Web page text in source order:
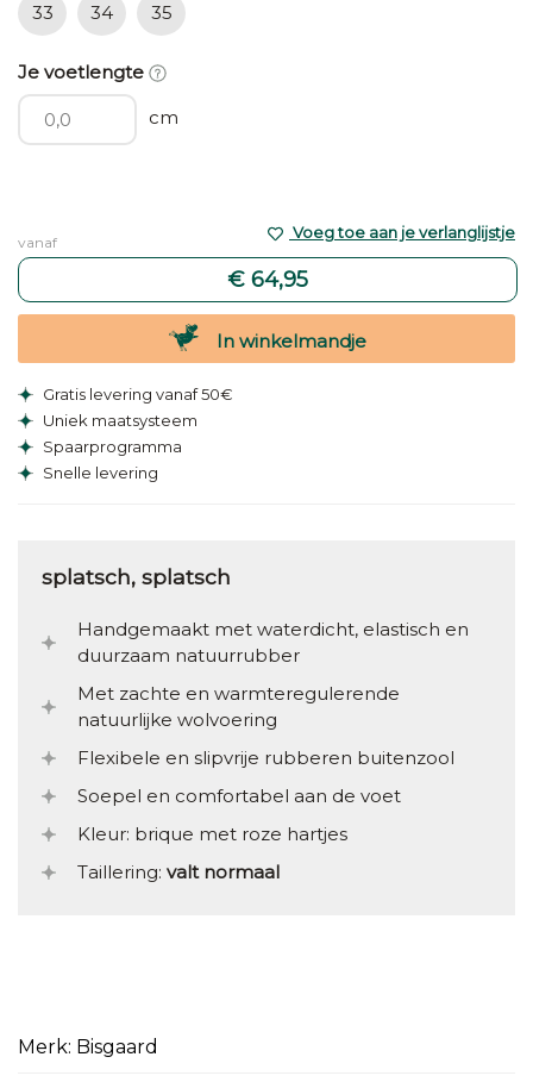
33 34 35
Je voetlengte
cm
vanaf
€ 64,95
Voeg toe aan je verlanglijstje
In winkelmandje
Gratis levering vanaf 50€
Uniek maatsysteem
Spaarprogramma
Snelle levering
splatsch, splatsch
Handgemaakt met waterdicht, elastisch en
duurzaam natuurrubber
Met zachte en warmteregulerende
natuurlijke wolvoering
Flexibele en slipvrije rubberen buitenzool
Soepel en comfortabel aan de voet
Kleur: brique met roze hartjes
Taillering: valt normaal
Merk: Bisgaard